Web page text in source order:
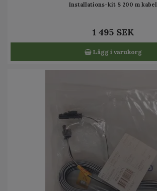
Installations-kit S 200 m kabel
1 495 SEK
Lägg i varukorg